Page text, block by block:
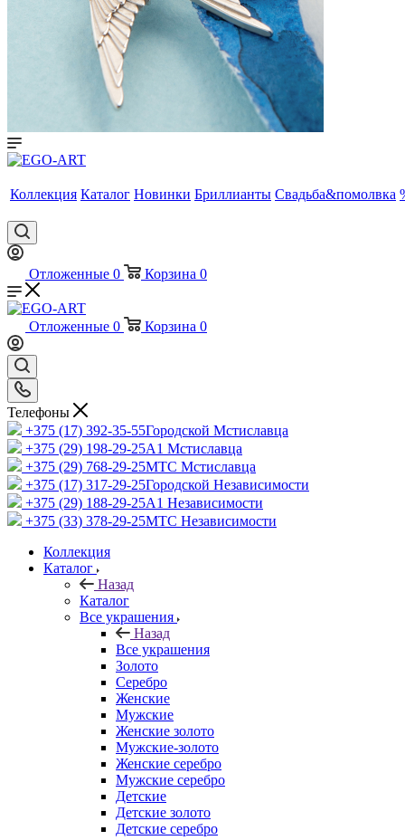
Коллекция Каталог Новинки Бриллианты Свадьба&помолвка
Отложенные 0 Корзина 0
Отложенные 0 Корзина 0
Телефоны
+375 (17) 392-35-55Городской Мстиславца
+375 (29) 198-29-25A1 Мстиславца
+375 (29) 768-29-25МТС Мстиславца
+375 (17) 317-29-25Городской Независимости
+375 (29) 188-29-25A1 Независимости
+375 (33) 378-29-25МТС Независимости
Коллекция
Каталог
Назад
Каталог
Все украшения
Назад
Все украшения
Золото
Серебро
Женские
Мужские
Женские золото
Мужские-золото
Женские серебро
Мужские серебро
Детские
Детские золото
Детские серебро